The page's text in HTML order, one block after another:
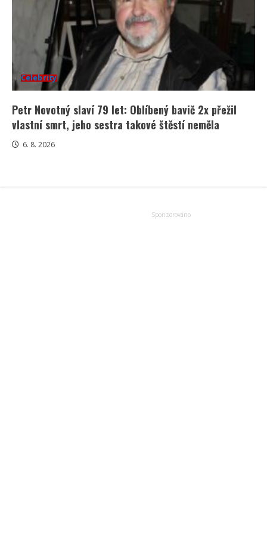
Celebrity
Petr Novotný slaví 79 let: Oblíbený bavič 2x přežil
vlastní smrt, jeho sestra takové štěstí neměla
6. 8. 2026